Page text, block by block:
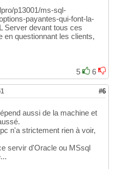
p13001/ms-sql-
payantes-qui-font-la-
Server devant tous ces
en questionnant les clients,
5
6
#6
aussi de la machine et
n'a strictement rien à voir,
servir d'Oracle ou MSsql